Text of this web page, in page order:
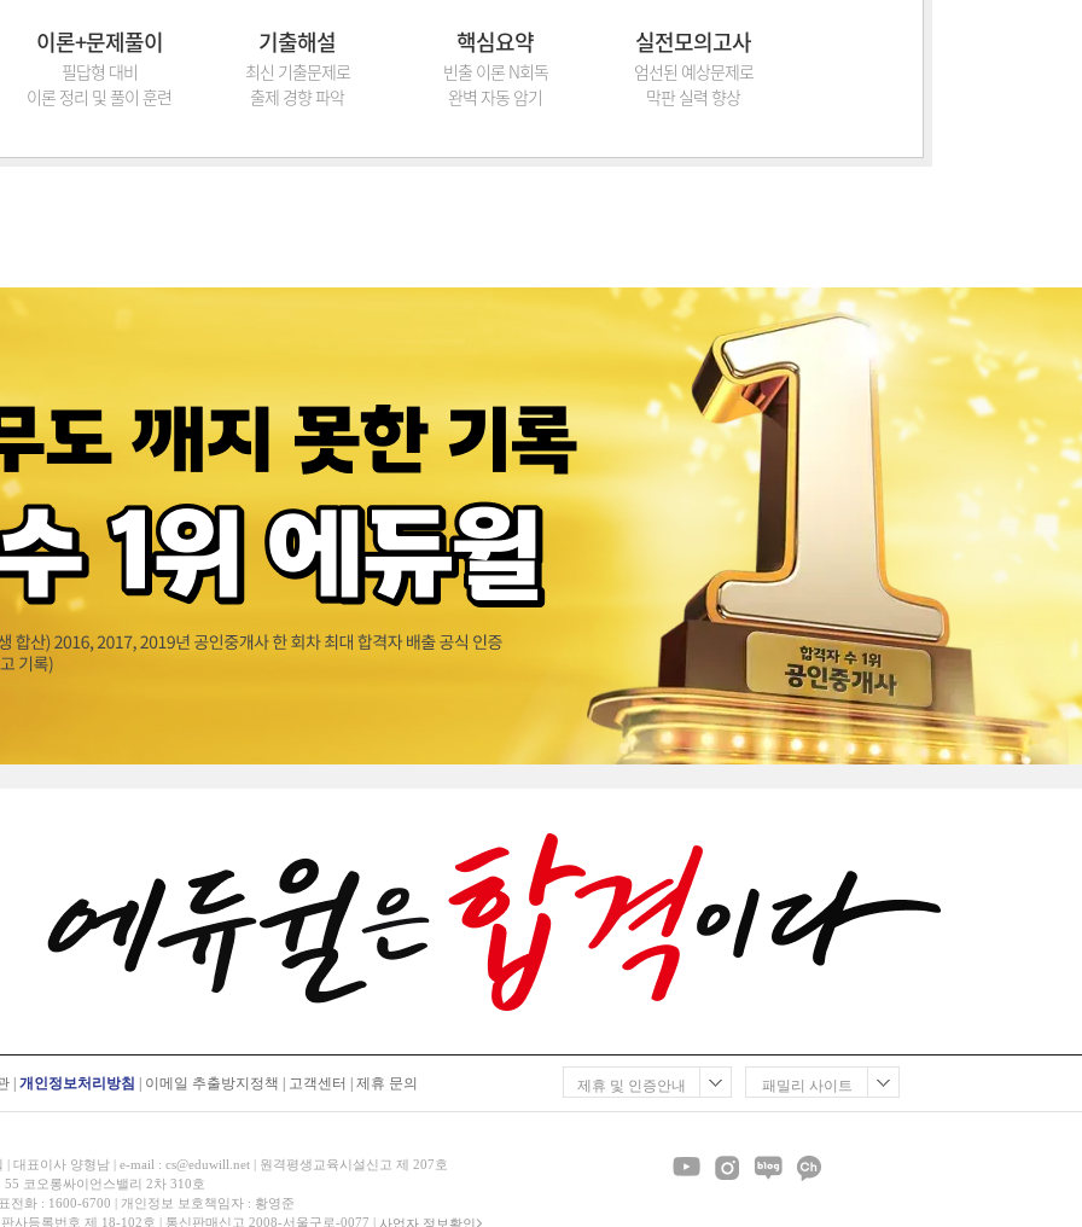
이론+문제풀이
필답형 대비
이론 정리 및 풀이 훈련
기출해설
최신 기출문제로
출제 경향 파악
핵심요약
빈출 이론 N회독
완벽 자동 암기
실전모의고사
엄선된 예상문제로
막판 실력 향상
개인정보처리방침 이메일 추출방지정책 고객센터 제휴 문의
대표이사 양형남 | e-mail : cs@eduwill.net | 원격평생교육시설신고 제 207호
코오롱싸이언스밸리 2차 310호
전화 : 1600-6700 | 개인정보 보호책임자 : 황영준
사등록번호 제 18-102호 | 통신판매신고 2008-서울구로-0077 | 사업자 정보확인
패밀리 사이트
제휴 및 인증안내